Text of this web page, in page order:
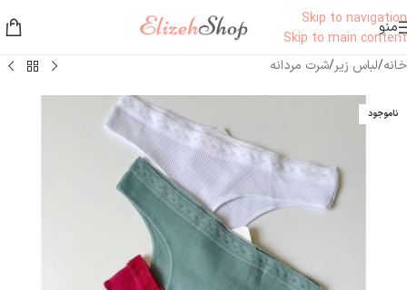
Skip to navigation
Skip to main content
منو
خانه/لباس زیر/شرت مردانه
ناموجود